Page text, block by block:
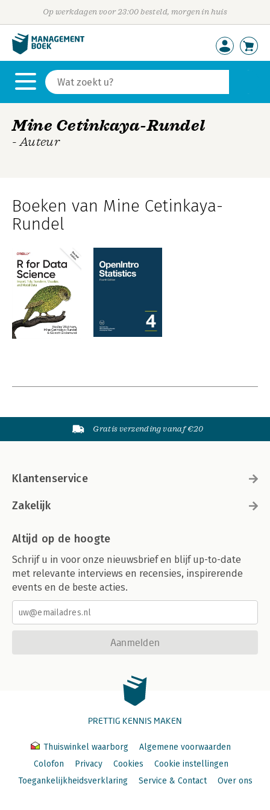
Op werkdagen voor 23:00 besteld, morgen in huis
Mine Cetinkaya-Rundel
- Auteur
Boeken van Mine Cetinkaya-
Rundel
Gratis verzending vanaf €20
Klantenservice
Zakelijk
Altijd op de hoogte
Schrijf u in voor onze nieuwsbrief en blijf up-to-date
met relevante interviews en recensies, inspirerende
events en de beste acties.
Aanmelden
PRETTIG KENNIS MAKEN
Thuiswinkel waarborg
Algemene voorwaarden
Colofon
Privacy Cookies
Cookie instellingen
Toegankelijkheidsverklaring
Service & Contact Over ons